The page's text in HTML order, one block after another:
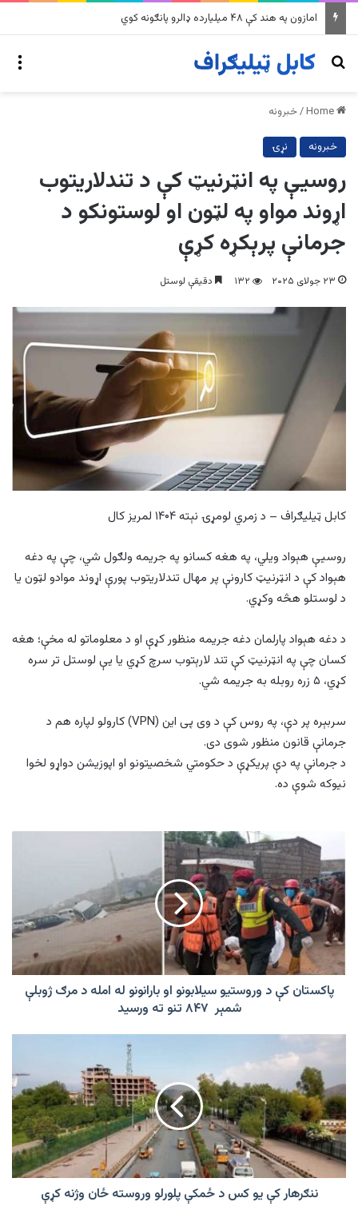
امازون په هند کې ۴۸ میلیارده ډالرو پانګونه کوي
Search for
/خبرونه
خبرونه نړۍ
روسیې په انټرنیټ کې د تندلاریتوب
اړوند مواو په لټون او لوستونکو د
جرمانې پرېکړه کړې
۲۳ جولای ۲۰۲۵ ۱۳۲ دقیقې لوستل
کابل ټیلیګراف – د زمري لومړۍ نېته ۱۴۰۴ لمریز کال
روسیې هېواد ویلي، په هغه کسانو په جریمه ولګول شي، چې په دغه
هېواد کې د انټرنیټ کارونې پر مهال تندلاریتوب پورې اړوند موادو لټون یا
د لوستلو هڅه وکړي.
د دغه هېواد پارلمان دغه جریمه منظور کړې او د معلوماتو له مخې؛ هغه
کسان چې په انټرنیټ کې تند لارېتوب سرچ کړي یا یې لوستل تر سره
کړي، ۵ زره روبله به جریمه شي.
سربېره پر دې، په روس کې د وی پی این (VPN) کارولو لپاره هم د
جرمانې قانون منظور شوی دی.
د جرمانې په دې پریکړې د حکومتي شخصیتونو او اپوزیشن دواړو لخوا
نیوکه شوې ده.
کې
د
وروستیو
سیلابونو
بارانونو
له
امله
ته
ورسید
پاکستان کې د وروستیو سیلابونو او بارانونو له امله د مرګ ژوبلې
شمېر ۸۴۷ تنو ته ورسید
کس
د
ځمکې
پلورلو
وروسته
ځان
ننګرهار کې یو کس د ځمکې پلورلو وروسته ځان وژنه کړې